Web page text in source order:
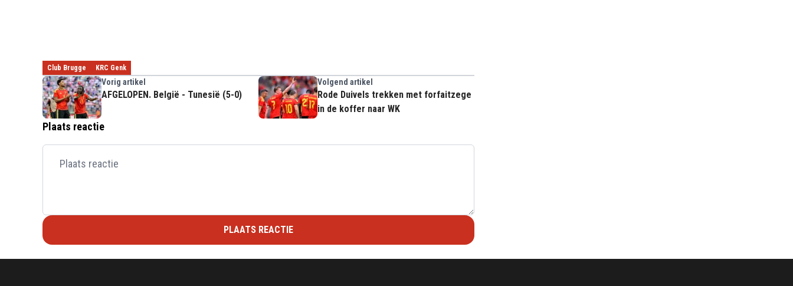
Club Brugge KRC Genk
Vorig artikel
AFGELOPEN. België - Tunesië (5-0)
Volgend artikel
Rode Duivels trekken met forfaitzege
in de koffer naar WK
Plaats reactie
PLAATS REACTIE